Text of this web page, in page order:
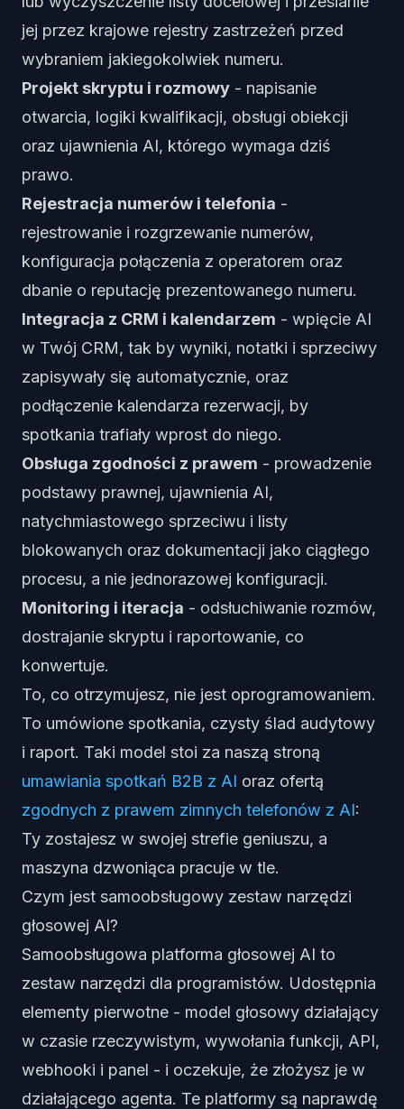
jej przez krajowe rejestry zastrzeżeń przed
wybraniem jakiegokolwiek numeru.
Projekt skryptu i rozmowy - napisanie
otwarcia, logiki kwalifikacji, obsługi obiekcji
oraz ujawnienia AI, którego wymaga dziś
prawo.
Rejestracja numerów i telefonia -
rejestrowanie i rozgrzewanie numerów,
konfiguracja połączenia z operatorem oraz
dbanie o reputację prezentowanego numeru.
Integracja z CRM i kalendarzem - wpięcie AI
w Twój CRM, tak by wyniki, notatki i sprzeciwy
zapisywały się automatycznie, oraz
podłączenie kalendarza rezerwacji, by
spotkania trafiały wprost do niego.
Obsługa zgodności z prawem - prowadzenie
podstawy prawnej, ujawnienia AI,
natychmiastowego sprzeciwu i listy
blokowanych oraz dokumentacji jako ciągłego
procesu, a nie jednorazowej konfiguracji.
Monitoring i iteracja - odsłuchiwanie rozmów,
dostrajanie skryptu i raportowanie, co
konwertuje.
To, co otrzymujesz, nie jest oprogramowaniem.
To umówione spotkania, czysty ślad audytowy
i raport. Taki model stoi za naszą stroną
umawiania spotkań B2B z AI oraz ofertą
zgodnych z prawem zimnych telefonów z AI:
Ty zostajesz w swojej strefie geniuszu, a
maszyna dzwoniąca pracuje w tle.
Czym jest samoobsługowy zestaw narzędzi
głosowej AI?
Samoobsługowa platforma głosowej AI to
zestaw narzędzi dla programistów. Udostępnia
elementy pierwotne - model głosowy działający
w czasie rzeczywistym, wywołania funkcji, API,
webhooki i panel - i oczekuje, że złożysz je w
działającego agenta. Te platformy są naprawdę